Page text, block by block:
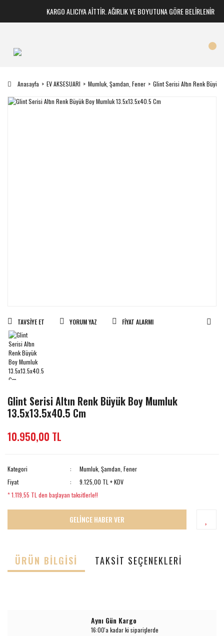
KARGO ALICIYA AİTTİR. AĞIRLIK VE BOYUTUNA GÖRE BELİRLENİR
Anasayfa EV AKSESUARI Mumluk, Şamdan, Fener Glint Serisi Altın Renk
TAVSIYE ET YORUM YAZ FIYAT ALARMI
Glint Serisi Altın Renk Büyük Boy Mumluk
13.5x13.5x40.5 Cm
10.950,00 TL
Kategori
Mumluk, Şamdan, Fener
Fiyat
9.125,00 TL + KDV
* 1.119,55 TL den başlayan taksitlerle!!
GELİNCE HABER VER
ÜRÜN BILGISI TAKSIT SEÇENEKLERI
Aynı Gün Kargo
16:00'a kadar ki siparişlerde